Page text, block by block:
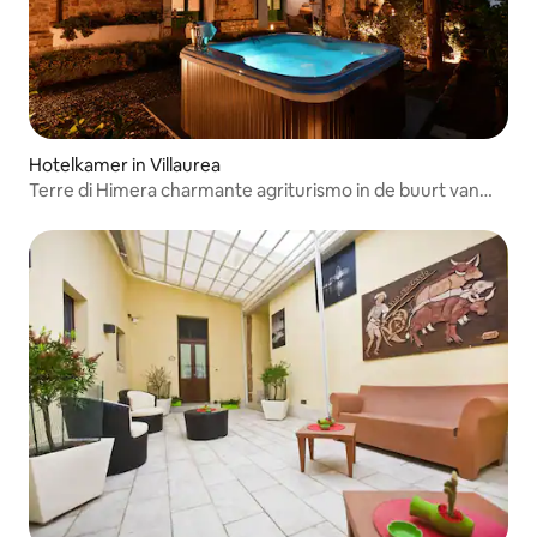
Hotelkamer in Villaurea
Terre di Himera charmante agriturismo in de buurt van